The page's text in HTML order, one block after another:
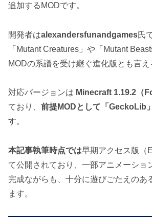
追加するMODです。
開発者はalexandersfunandgames氏
「Mutant Creatures」や「Mutant
MODの系譜を受け継ぐ進化版とも言え
対応バージョンは Minecraft 1.19.2（
ており、 前提MODとして「GeckoLib
す。
本記事執筆時点では早期アクセス版（
て公開されており、一部アニメーショ
完成ながらも、十分に遊びごたえのあ
ます。